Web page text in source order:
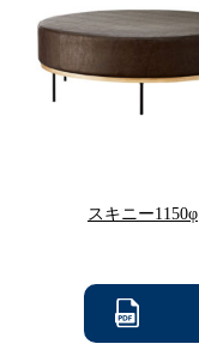
スキニー1150φ